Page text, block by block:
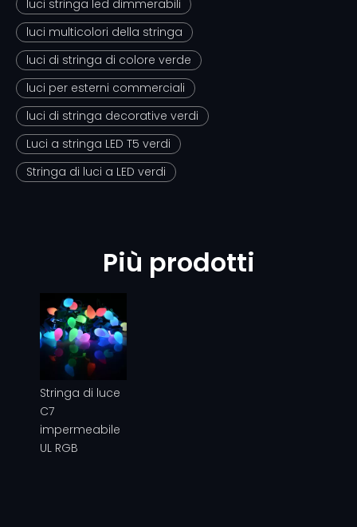
luci stringa led dimmerabili
luci multicolori della stringa
luci di stringa di colore verde
luci per esterni commerciali
luci di stringa decorative verdi
Luci a stringa LED T5 verdi
Stringa di luci a LED verdi
Più prodotti
Stringa di luce
C7
impermeabile
UL RGB